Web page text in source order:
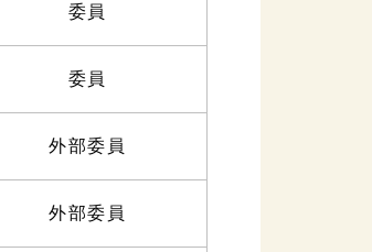
委員
委員
外部委員
外部委員